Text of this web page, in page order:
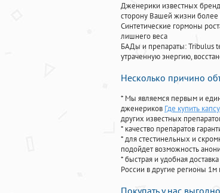
Дженерики известных
сторону Вашей жизни
Синтетические гормоны
лишнего веса
БАДы и препараты:Tribulus
утраченную энергию,
Несколько причино
* Мы являемся первым и
дженериков Где купить
других известных
* качество препаратов
* для стестинельных и
подойдет возможность
* быстрая и удобная
России в другие регионы 1м